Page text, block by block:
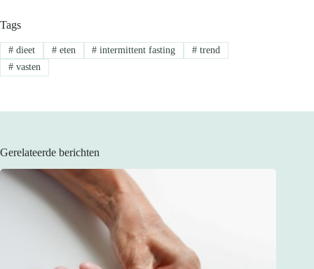
Tags
#dieet #eten # intermittent fasting # trend
#vasten
Gerelateerde berichten